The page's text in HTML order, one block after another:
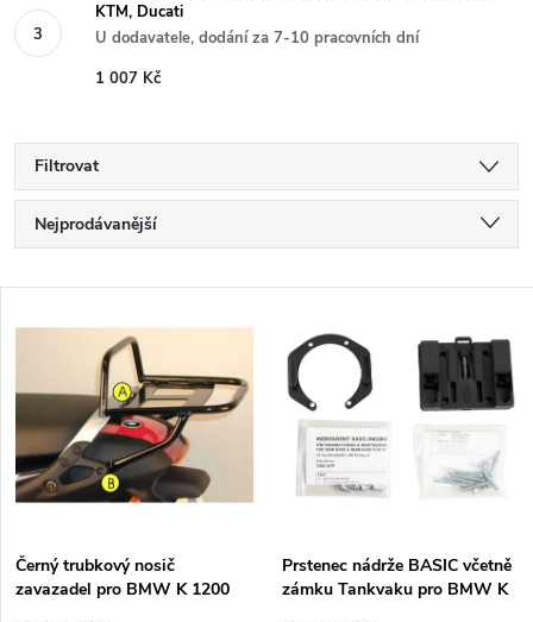
KTM, Ducati
U dodavatele, dodání za 7-10 pracovních dní
1 007 Kč
Filtrovat
Ř
a
z
e
n
í
p
Nejprodávanější
Abecedně
V
p
i
s
Černý trubkový nosič
zavazadel pro BMW K 1200
Prstenec nádrže BASIC včetně
zámku Tankvaku pro BMW K